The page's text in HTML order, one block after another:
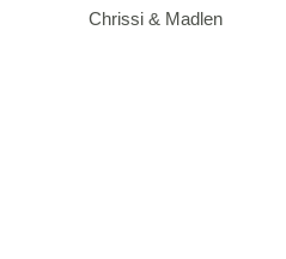
Chrissi & Madlen